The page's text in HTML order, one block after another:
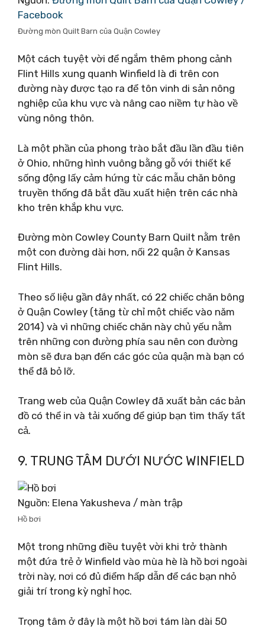
Facebook
Đường mòn Quilt Barn của Quận Cowley
Một cách tuyệt vời để ngắm thêm phong cảnh
Flint Hills xung quanh Winfield là đi trên con
đường này được tạo ra để tôn vinh di sản nông
nghiệp của khu vực và nâng cao niềm tự hào về
vùng nông thôn.
Là một phần của phong trào bắt đầu lần đầu tiên
ở Ohio, những hình vuông bằng gỗ với thiết kế
sống động lấy cảm hứng từ các mẫu chăn bông
truyền thống đã bắt đầu xuất hiện trên các nhà
kho trên khắp khu vực.
Đường mòn Cowley County Barn Quilt nằm trên
một con đường dài hơn, nối 22 quận ở Kansas
Flint Hills.
Theo số liệu gần đây nhất, có 22 chiếc chăn bông
ở Quận Cowley (tăng từ chỉ một chiếc vào năm
2014) và vì những chiếc chăn này chủ yếu nằm
trên những con đường phía sau nên con đường
mòn sẽ đưa bạn đến các góc của quận mà bạn có
thể đã bỏ lỡ.
Trang web của Quận Cowley đã xuất bản các bản
đồ có thể in và tải xuống để giúp bạn tìm thấy tất
cả.
9. TRUNG TÂM DƯỚI NƯỚC WINFIELD
Nguồn: Elena Yakusheva / màn trập
Hồ bơi
Một trong những điều tuyệt vời khi trở thành
một đứa trẻ ở Winfield vào mùa hè là hồ bơi ngoài
trời này, nơi có đủ điểm hấp dẫn để các bạn nhỏ
giải trí trong kỳ nghỉ học.
Trọng tâm ở đây là một hồ bơi tám làn dài 50